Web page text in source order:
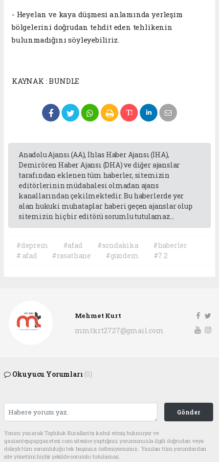
- Heyelan ve kaya düşmesi anlamında yerleşim
bölgelerini doğrudan tehdit eden tehlikenin
bulunmadığını söyleyebiliriz.
KAYNAK : BUNDLE
Anadolu Ajansı (AA), İhlas Haber Ajansı (İHA),
Demirören Haber Ajansı (DHA) ve diğer ajanslar
tarafından eklenen tüm haberler, sitemizin
editörlerinin müdahalesi olmadan ajans
kanallarından çekilmektedir. Bu haberlerde yer
alan hukuki muhataplar haberi geçen ajanslar olup
sitemizin hiç bir editörü sorumlu tutulamaz...
#deprem #afad #sondakika
#haberler
#.afad
#rasathane #gündem #7.2
Mehmet Kurt
mmtkrt2727@gmail.com
Okuyucu Yorumları (0)
Gönder
Yorum yazarak Topluluk Kuralları’nı kabul etmiş bulunuyor ve
gaziantepgapgazetesi.com sitesine yaptığınız yorumunuzla ilgili doğrudan veya
dolaylı tüm sorumluluğu tek başınıza üstleniyorsunuz. Yazılan tüm yorumlardan
site yönetimi hiçbir şekilde sorumlu tutulamaz.